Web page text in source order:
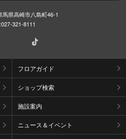
馬県高崎市八島町46-1
027-321-8111
フロアガイド
ショップ検索
施設案内
ニュース＆イベント